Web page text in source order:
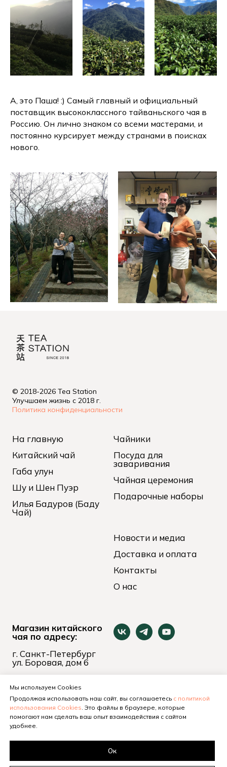
А, это Паша! :) Самый главный и официальный
поставщик высококлассного тайваньского чая в
Россию. Он лично знаком со всеми мастерами, и
постоянно курсирует между странами в поисках
нового.
© 2018-2026 Tea Station
Улучшаем жизнь с 2018 г.
Политика конфиденциальности
На главную
Китайский чай
Габа улун
Шу и Шен Пуэр
Илья Бадуров (Баду
Чай)
Чайники
Посуда для
заваривания
Чайная церемония
Подарочные наборы
Новости и медиа
Доставка и оплата
Контакты
О нас
Магазин китайского
чая по адресу:
г. Санкт-Петербург
ул. Боровая, дом 6
+7 (921) 653-74-24
Мы используем Cookies
Продолжая использовать наш сайт, вы соглашаетесь с политикой
использования Cookies. Это файлы в браузере, которые
помогают нам сделать ваш опыт взаимодействия с сайтом
удобнее.
Ок